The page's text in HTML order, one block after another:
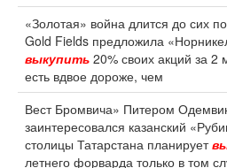
«Золотая» война длится до сих
Gold Fields предложила
выкупить 20% своих акций за 2
есть вдвое дороже, чем
Вест Бромвича» Питером
заинтересовался казанский
столицы Татарстана планирует
летнего форварда только в том